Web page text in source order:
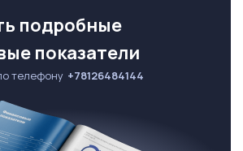
подробные
показатели
телефону +78126484144